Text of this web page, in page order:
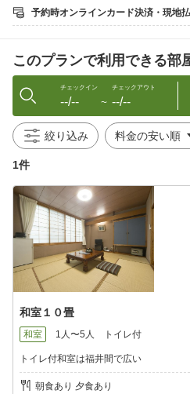
注：越前がにとは、福井県内の三
ます。
■■料理内容■■
○越前がに（ズワイガニ・セイコガ
※セイコガニには禁猟期間がある
なります。
テーキ」から、
お１つ選択頂いております。ご
い。
※当館の越前ガニは全て活ガニで
○越前がにのフルコース「カニ刺し
○刺身舟盛
○自家製茶碗蒸し
○つけ物
○デザート
※ご夕食は個室出しです。
（満室の際は大広間にてお食事
す。予めご了承願います。）
予約時オンラインカード決済・現地
このプランで利用できる部
チェックイン
--/-- 〜
チェックアウト
--/--
絞り込み
1件
和室１０畳
和室 1人〜5人 トイレ付
トイレ付和室は福井間で広い
朝食あり 夕食あり